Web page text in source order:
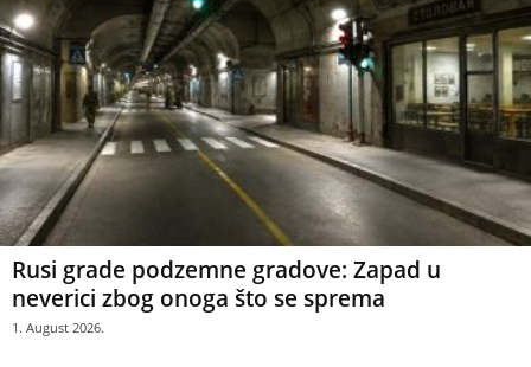
Rusi grade podzemne gradove: Zapad u
neverici zbog onoga što se sprema
1. August 2026.